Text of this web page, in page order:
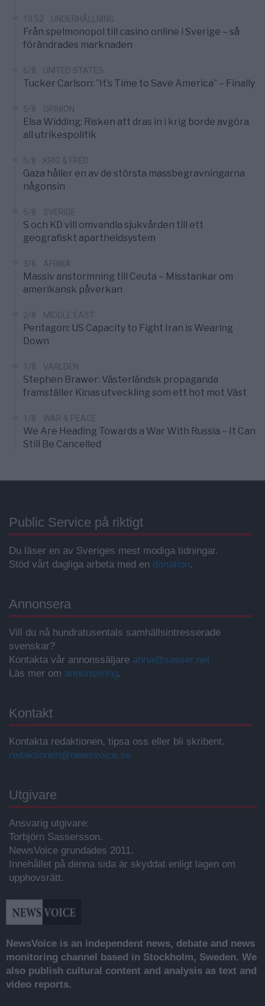
10:52 UNDERHÅLLNING
Från spelmonopol till casino online i Sverige – så
förändrades marknaden
6/8 UNITED STATES
Tucker Carlson: ”It’s Time to Save America” – Finally
5/8 OPINION
Elsa Widding: Risken att dras in i krig borde avgöra
all utrikespolitik
5/8 KRIG & FRED
Gaza håller en av de största massbegravningarna
någonsin
5/8 SVERIGE
S och KD vill omvandla sjukvården till ett
geografiskt apartheidsystem
3/8 AFRIKA
Massiv anstormning till Ceuta – Misstankar om
amerikansk påverkan
2/8 MIDDLE EAST
Pentagon: US Capacity to Fight Iran is Wearing
Down
1/8 VÄRLDEN
Stephen Brawer: Västerländsk propaganda
framställer Kinas utveckling som ett hot mot Väst
1/8 WAR & PEACE
We Are Heading Towards a War With Russia – It Can
Still Be Cancelled
Public Service på riktigt
Du läser en av Sveriges mest modiga tidningar.
Stöd vårt dagliga arbeta med en donation.
Annonsera
Vill du nå hundratusentals samhällsintresserade
svenskar?
Kontakta vår annonssäljare anna@sasser.net
Läs mer om annonsering.
Kontakt
Kontakta redaktionen, tipsa oss eller bli skribent.
redaktionen@newsvoice.se
Utgivare
Ansvarig utgivare:
Torbjörn Sassersson.
NewsVoice grundades 2011.
Innehållet på denna sida är skyddat enligt lagen om
upphovsrätt.
NewsVoice is an independent news, debate and news
monitoring channel based in Stockholm, Sweden. We
also publish cultural content and analysis as text and
video reports.